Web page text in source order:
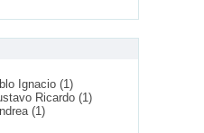
Ignacio (1)
Ricardo (1)
(1)